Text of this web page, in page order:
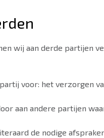
wij aan derde partijen
voor: het verzorgen
aan andere partijen
de nodige